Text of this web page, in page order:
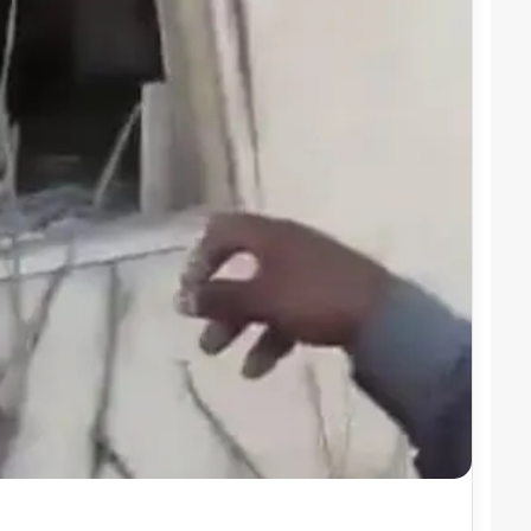
قطاع
ولاية
شرق
دارفور
تؤمن
موسم
الحصاد
2022-12-08
قوات الدعم السريع
دارفور تؤمن موسم